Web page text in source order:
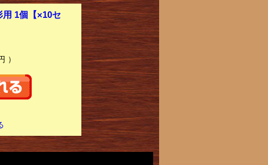
1個【×10セ
）